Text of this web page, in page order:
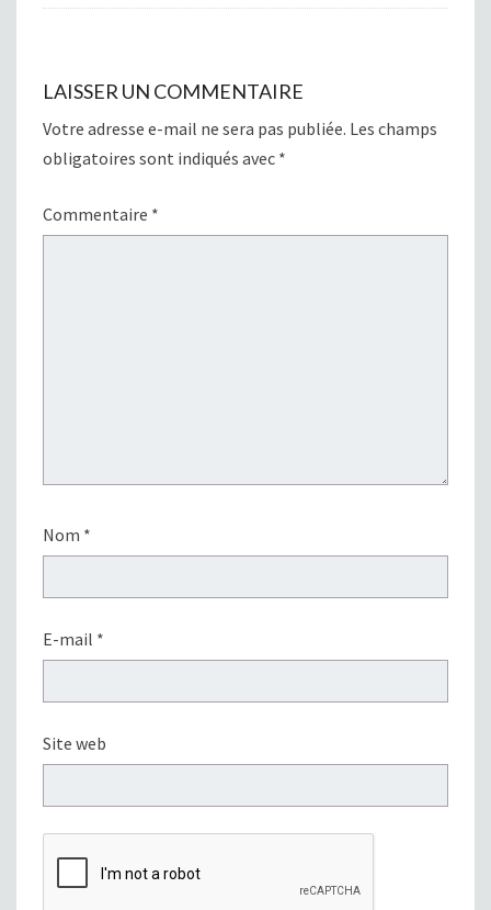
LAISSER UN COMMENTAIRE
Votre adresse e-mail ne sera pas publiée. Les champs
obligatoires sont indiqués avec *
Commentaire *
Nom *
E-mail *
Site web